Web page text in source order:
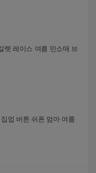
렛 레이스 여름 민소매 브
업 버튼 쉬폰 엄마 여름